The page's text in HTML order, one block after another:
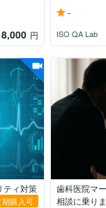
円
-
ISO QA Lab
ティ対策
期購入可
歯科医院マ
相談に乗り